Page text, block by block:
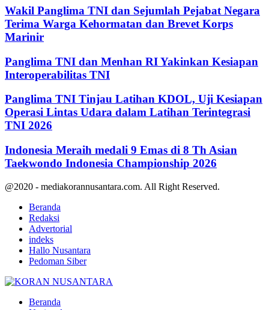
Wakil Panglima TNI dan Sejumlah Pejabat Negara
Terima Warga Kehormatan dan Brevet Korps
Marinir
Panglima TNI dan Menhan RI Yakinkan Kesiapan
Interoperabilitas TNI
Panglima TNI Tinjau Latihan KDOL, Uji Kesiapan
Operasi Lintas Udara dalam Latihan Terintegrasi
TNI 2026
Indonesia Meraih medali 9 Emas di 8 Th Asian
Taekwondo Indonesia Championship 2026
@2020 - mediakorannusantara.com. All Right Reserved.
Beranda
Redaksi
Advertorial
indeks
Hallo Nusantara
Pedoman Siber
Beranda